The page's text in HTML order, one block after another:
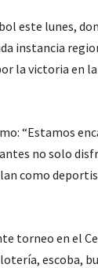
este lunes,
instancia
la victoria en
“Estamos
no solo
como
torneo en el
escoba,